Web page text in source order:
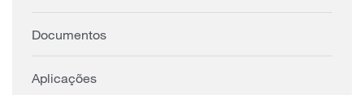
Documentos
Aplicações